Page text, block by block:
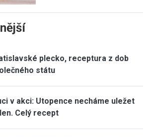
plecko, receptura z dob
státu
v akci: Utopence necháme uležet
Celý recept